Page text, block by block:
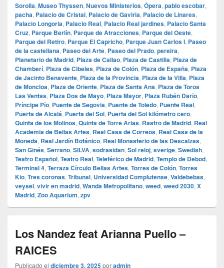
Sorolla, Museo Thyssen, Nuevos Ministerios, Ópera, pablo escobar,
pacha, Palacio de Cristal, Palacio de Gaviria, Palacio de Linares,
Palacio Longoria, Palacio Real, Palacio Real jardines, Palacio Santa
Cruz, Parque Berlín, Parque de Atracciones, Parque del Oeste,
Parque del Retiro, Parque El Capricho, Parque Juan Carlos I, Paseo
de la castellana, Paseo del Arte, Paseo del Prado, pereira,
Planetario de Madrid, Plaza de Callao, Plaza de Castilla, Plaza de
Chamberí, Plaza de Cibeles, Plaza de Colón, Plaza de España, Plaza
de Jacinto Benavente, Plaza de la Provincia, Plaza de la Villa, Plaza
de Moncloa, Plaza de Oriente, Plaza de Santa Ana, Plaza de Toros
Las Ventas, Plaza Dos de Mayo, Plaza Mayor, Plaza Rubén Darío,
Príncipe Pío, Puente de Segovia, Puente de Toledo, Puente Real,
Puerta de Alcalá, Puerta del Sol, Puerta del Sol kilómetro cero,
Quinta de los Molinos, Quinta de Torre Arias, Rastro de Madrid, Real
Academia de Bellas Artes, Real Casa de Correos, Real Casa de la
Moneda, Real Jardín Botánico, Real Monasterio de las Descalzas,
San Ginés, Serrano, SILVA, sodrasidan, Sol reloj, sverige, Swedish,
Teatro Español, Teatro Real, Teleférico de Madrid, Templo de Debod,
Terminal 4, Terraza Círculo Bellas Artes, Torres de Colón, Torres
Kio, Tres coronas, Tribunal, Universidad Complutense, Valdebebas,
veysel, vivir en madrid, Wanda Metropolitano, weed, weed 2030, X
Madrid, Zoo Aquarium, zpv
Los Nandez feat Arianna Puello –
RAICES
Publicado el diciembre 3, 2025poradmin